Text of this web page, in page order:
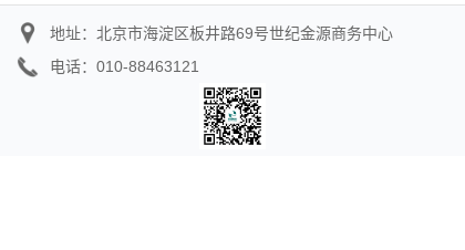
地址：北京市海淀区板井路69号世纪金源商务中心
电话：010-88463121